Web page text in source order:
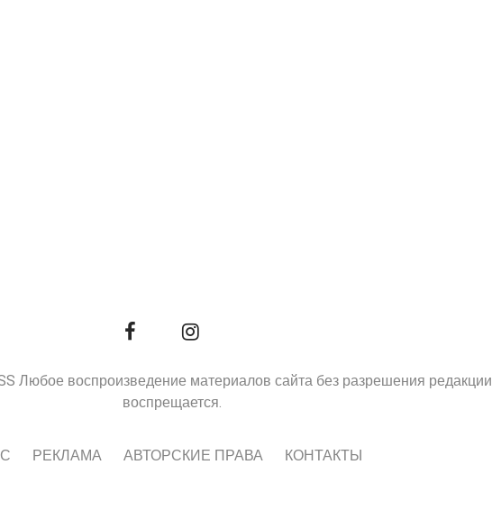
Любое воспроизведение материалов сайта без разрешения редакции
воспрещается.
РЕКЛАМА АВТОРСКИЕ ПРАВА КОНТАКТЫ